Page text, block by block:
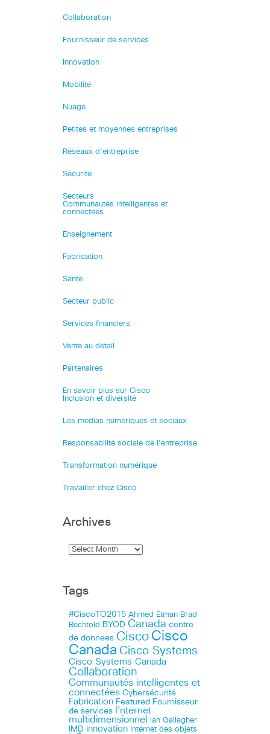
Collaboration
Fournisseur de services
Innovation
Mobilité
Nuage
Petites et moyennes entreprises
Réseaux d’entreprise
Sécurité
Secteurs
Communautés intelligentes et
connectées
Enseignement
Fabrication
Santé
Secteur public
Services financiers
Vente au détail
Partenaires
En savoir plus sur Cisco
Inclusion et diversité
Les médias numériques et sociaux
Responsabilité sociale de l’entreprise
Transformation numérique
Travailler chez Cisco
Archives
Tags
#CiscoTO2015 Ahmed Etman Brad
Bechtold
BYOD Canada centre
de donnees Cisco Cisco
Canada Cisco Systems
Cisco Systems Canada
Collaboration
Communautés intelligentes et
connectées Cybersécurité
Fabrication Featured Fournisseur
de services
I'nternet
multidimensionnel
Ian Gallagher
IMD innovation Internet des objets